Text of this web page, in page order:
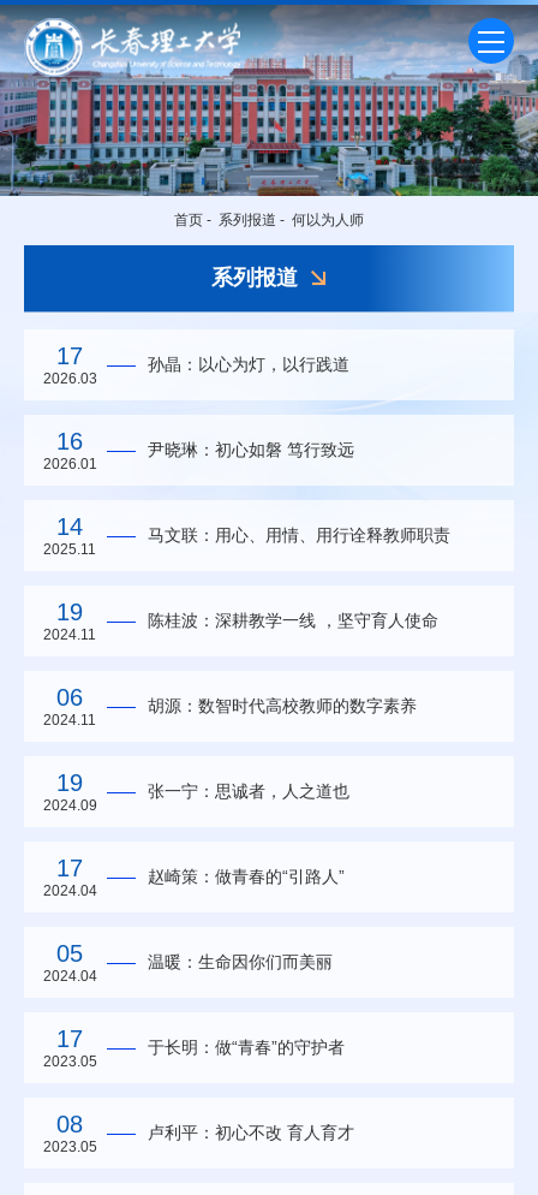
系列报道
首页 - 系列报道 - 何以为人师
17
2026.03
孙晶：以心为灯，以行践道
16
2026.01
尹晓琳：初心如磐 笃行致远
14
2025.11
马文联：用心、用情、用行诠释教师职责
19
2024.11
陈桂波：深耕教学一线 ，坚守育人使命
06
2024.11
胡源：数智时代高校教师的数字素养
19
2024.09
张一宁：思诚者，人之道也
17
2024.04
赵崎策：做青春的“引路人”
05
2024.04
温暖：生命因你们而美丽
17
2023.05
于长明：做“青春”的守护者
08
2023.05
卢利平：初心不改 育人育才